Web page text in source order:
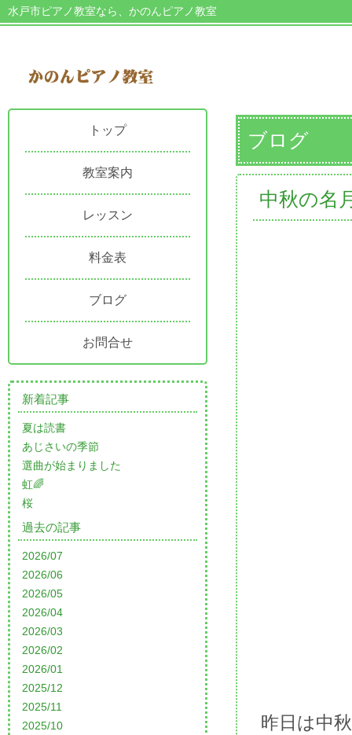
水戸市ピアノ教室なら、かのんピアノ教室
トップ
教室案内
レッスン
料金表
ブログ
お問合せ
新着記事
夏は読書
あじさいの季節
選曲が始まりました
虹🌈
桜
過去の記事
2026/07
2026/06
2026/05
2026/04
2026/03
2026/02
2026/01
2025/12
2025/11
2025/10
ブログ
中秋の名
昨日は中